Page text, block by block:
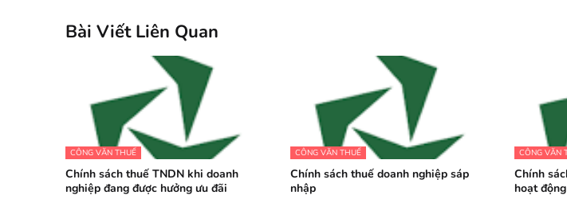
Bài Viết Liên Quan
CÔNG VĂN THUẾ
Chính sách thuế TNDN khi doanh
nghiệp đang được hưởng ưu đãi
CÔNG VĂN THUẾ
Chính sách thuế doanh nghiệp sáp
nhập
CÔNG VĂN
Chính
hoạt